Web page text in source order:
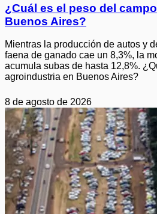
¿Cuál es el peso del
Buenos Aires?
Mientras la producción de autos y
faena de ganado cae un 8,3%, la
acumula subas de hasta 12,8%.
agroindustria en Buenos Aires?
8 de agosto de 2026